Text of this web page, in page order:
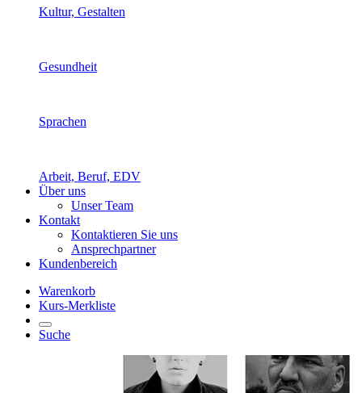
Kultur, Gestalten
Gesundheit
Sprachen
Arbeit, Beruf, EDV
Über uns
Unser Team
Kontakt
Kontaktieren Sie uns
Ansprechpartner
Kundenbereich
Warenkorb
Kurs-Merkliste
Suche